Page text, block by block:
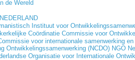
de Wereld
Instituut voor
Coördinatie Commissie voor
voor internationale samenwerking
Ontwikkelingssamenwerking (NCDO) NGO
Organisatie voor Internationale